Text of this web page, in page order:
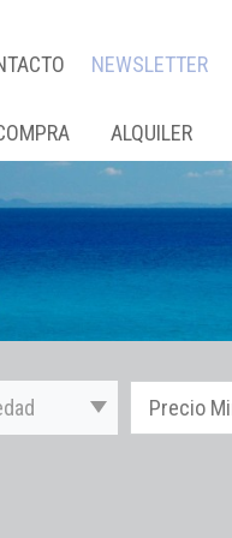
NEWSLETTER
ALQUILER